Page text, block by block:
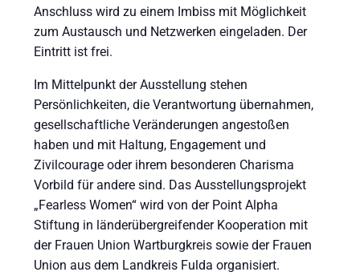
Anschluss wird zu einem Imbiss mit Möglichkeit
zum Austausch und Netzwerken eingeladen. Der
Eintritt ist frei.
Im Mittelpunkt der Ausstellung stehen
Persönlichkeiten, die Verantwortung übernahmen,
gesellschaftliche Veränderungen angestoßen
haben und mit Haltung, Engagement und
Zivilcourage oder ihrem besonderen Charisma
Vorbild für andere sind. Das Ausstellungsprojekt
„Fearless Women“ wird von der Point Alpha
Stiftung in länderübergreifender Kooperation mit
der Frauen Union Wartburgkreis sowie der Frauen
Union aus dem Landkreis Fulda organisiert.